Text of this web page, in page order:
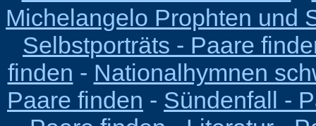
Michelangelo Prophten und
Selbstporträts - Paare
finden - Nationalhymnen
Paare finden - Sündenfall -